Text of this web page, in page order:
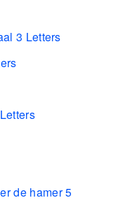
3 Letters
de hamer 5